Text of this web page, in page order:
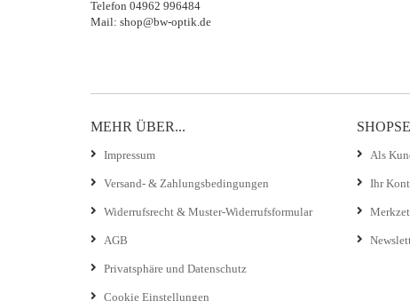
Telefon 04962 996484
Mail: shop@bw-optik.de
MEHR ÜBER...
Impressum
Versand- & Zahlungsbedingungen
Widerrufsrecht & Muster-Widerrufsformular
AGB
Privatsphäre und Datenschutz
Cookie Einstellungen
Als
Ihr